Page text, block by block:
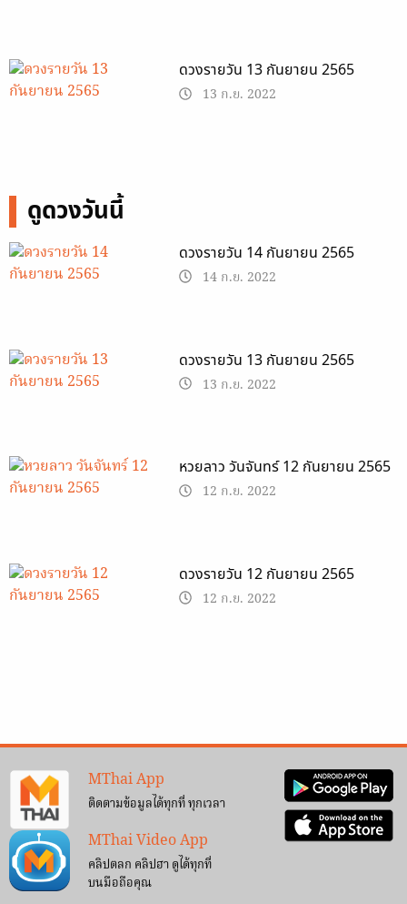
ดวงรายวัน 13 กันยายน 2565
13 ก.ย. 2022
ดูดวงวันนี้
ดวงรายวัน 14 กันยายน 2565
14 ก.ย. 2022
ดวงรายวัน 13 กันยายน 2565
13 ก.ย. 2022
หวยลาว วันจันทร์ 12 กันยายน 2565
12 ก.ย. 2022
ดวงรายวัน 12 กันยายน 2565
12 ก.ย. 2022
MThai App
ติดตามข้อมูลได้ทุกที่ ทุกเวลา
MThai Video App
คลิปตลก คลิปฮา ดูได้ทุกที่
บนมือถือคุณ